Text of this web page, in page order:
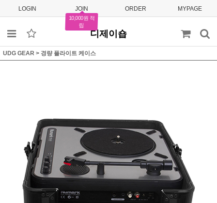
LOGIN JOIN
10,000원 적
립
ORDER MYPAGE
디제이숍
UDG GEAR > 경량 플라이트 케이스